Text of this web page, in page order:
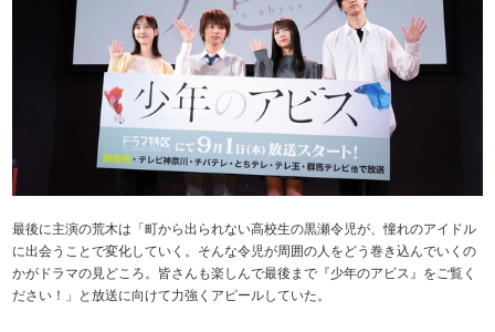
最後に主演の荒木は「町から出られない高校生の黒瀬令児が、憧れのアイドル
に出会うことで変化していく。そんな令児が周囲の人をどう巻き込んでいくの
かがドラマの見どころ。皆さんも楽しんで最後まで『少年のアビス』をご覧く
ださい！」と放送に向けて力強くアピールしていた。